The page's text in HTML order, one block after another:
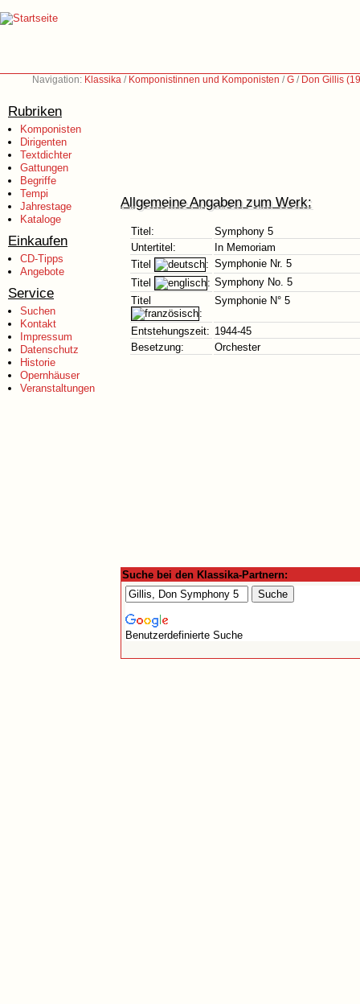
Navigation: Klassika / Komponistinnen und Komponisten /G / Don Gillis
Rubriken
Komponisten
Dirigenten
Textdichter
Gattungen
Begriffe
Tempi
Jahrestage
Kataloge
Einkaufen
CD-Tipps
Angebote
Service
Suchen
Kontakt
Impressum
Datenschutz
Historie
Opernhäuser
Veranstaltungen
Allgemeine Angaben zum Werk:
Titel:
Symphony 5
Untertitel:
In Memoriam
Titel
: Symphonie Nr. 5
Titel
: Symphony No. 5
Titel
:
Symphonie N° 5
Entstehungszeit: 1944-45
Besetzung:
Orchester
Suche bei den Klassika-Partnern:
Benutzerdefinierte Suche